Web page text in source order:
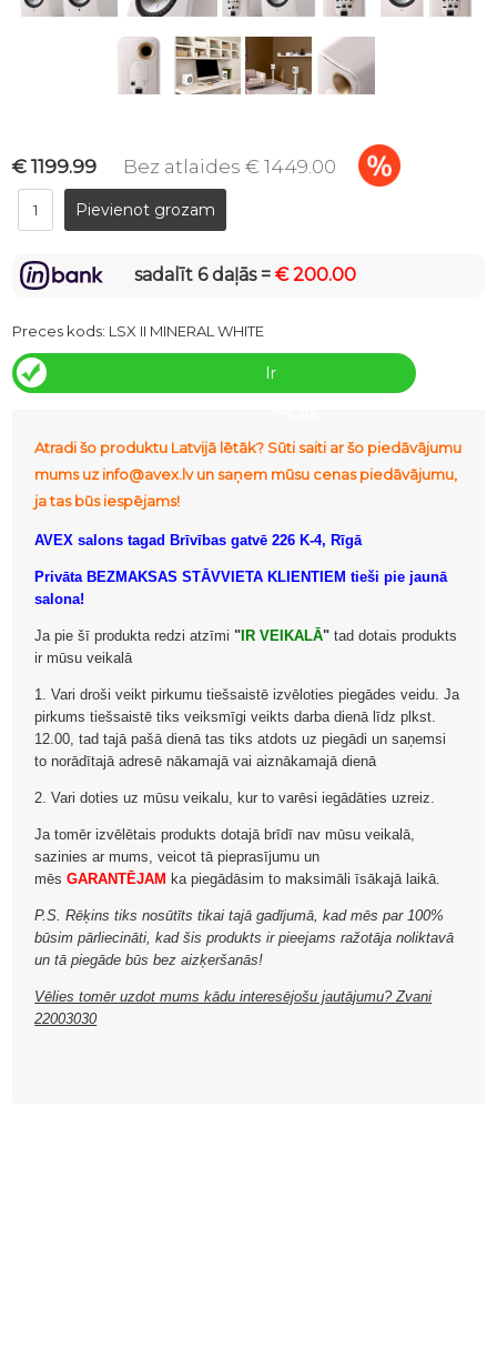
€ 1199.99 Bez atlaides € 1449.00
sadalīt 6 daļās =€ 200.00
Preces kods: LSX II MINERAL WHITE
Ir
Atradi šo produktu Latvijā lētāk? Sūti saiti ar šo piedāvājumu
mums uz info@avex.lv un saņem mūsu cenas piedāvājumu,
ja tas būs iespējams!
AVEX salons tagad Brīvības gatvē 226 K-4, Rīgā
Privāta BEZMAKSAS STĀVVIETA KLIENTIEM tieši pie jaunā
salona!
Ja pie šī produkta redzi atzīmi " IR VEIKALĀ" tad dotais produkts
ir mūsu veikalā
1. Vari droši veikt pirkumu tiešsaistē izvēloties piegādes veidu. Ja
pirkums tiešsaistē tiks veiksmīgi veikts darba dienā līdz plkst.
12.00, tad tajā pašā dienā tas tiks atdots uz piegādi un saņemsi
to norādītajā adresē nākamajā vai aiznākamajā dienā
2. Vari doties uz mūsu veikalu, kur to varēsi iegādāties uzreiz.
Ja tomēr izvēlētais produkts dotajā brīdī nav mūsu veikalā,
sazinies ar mums, veicot tā pieprasījumu un
mēsGARANTĒJAM ka piegādāsim to maksimāli īsākajā laikā.
P.S. Rēķins tiks nosūtīts tikai tajā gadījumā, kad mēs par 100%
būsim pārliecināti, kad šis produkts ir pieejams ražotāja noliktavā
un tā piegāde būs bez aizķeršanās!
Vēlies tomēr uzdot mums kādu interesējošu jautājumu? Zvani
22003030